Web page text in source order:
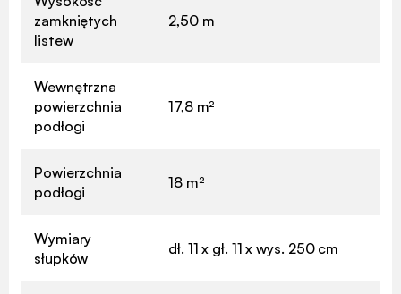
zamkniętych
listew
2,50 m
Wewnętrzna
powierzchnia
podłogi
17,8 m²
Powierzchnia
podłogi
18 m²
Wymiary
słupków
dł. 11 x gł. 11 x wys. 250 cm